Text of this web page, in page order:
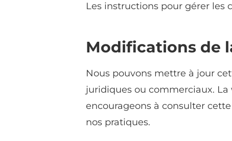
Les instructions pour gérer les
Modifications de
Nous pouvons mettre à jour
juridiques ou commerciaux.
encourageons à consulter
nos pratiques.